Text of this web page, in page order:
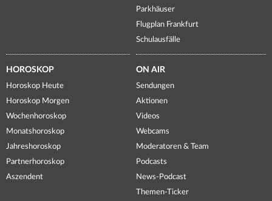
Parkhäuser
Flugplan Frankfurt
Schulausfälle
HOROSKOP
Horoskop Heute
Horoskop Morgen
Wochenhoroskop
Monatshoroskop
Jahreshoroskop
Partnerhoroskop
Aszendent
ON AIR
Sendungen
Aktionen
Videos
Webcams
Moderatoren & Team
Podcasts
News-Podcast
Themen-Ticker